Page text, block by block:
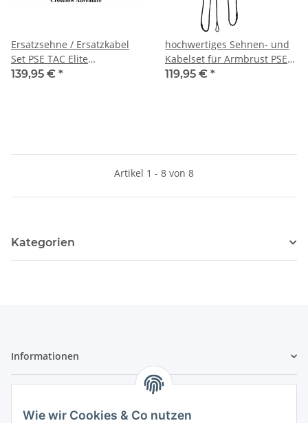
Wie wir Cookies & Co nutzen
Ersatzsehne / Ersatzkabel
Set PSE TAC Elite
(Maintenance Kit)
139,95 € *
hochwertiges Sehnen- und
Kabelset für Armbrust PSE
TAC Elite - Premium Series
119,95 € *
Artikel 1 - 8 von 8
Kategorien
Informationen